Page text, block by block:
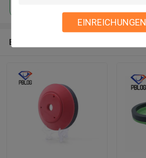
EINREICHUNGEN
Empfohlene Produkte